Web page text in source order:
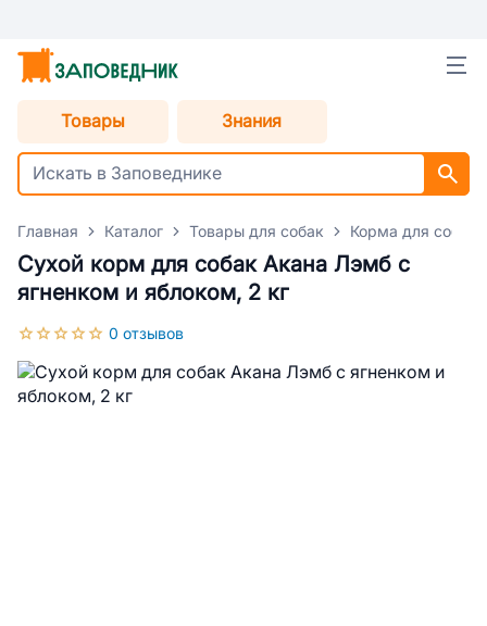
Товары Знания
Главная Каталог Товары для собак Корма для собак
Сухой корм для собак Акана Лэмб с
ягненком и яблоком, 2 кг
0 отзывов